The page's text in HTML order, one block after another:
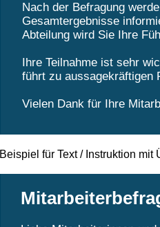
Nach der Befragung
Gesamtergebnisse
Abteilung wird Sie Ihre
Ihre Teilnahme ist sehr
führt zu aussagekräftigen
Vielen Dank für Ihre
Beispiel für Text / Instruktion mit